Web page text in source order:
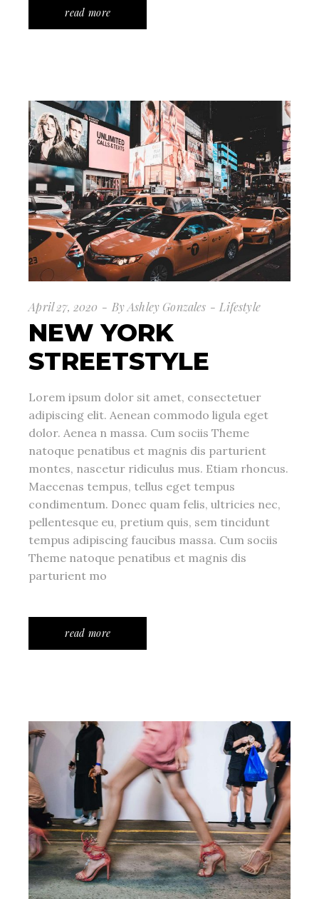
read more
April 27, 2020 ByAshley Gonzales Lifestyle
NEW YORK
STREETSTYLE
Lorem ipsum dolor sit amet, consectetuer
adipiscing elit. Aenean commodo ligula eget
dolor. Aenea n massa. Cum sociis Theme
natoque penatibus et magnis dis parturient
montes, nascetur ridiculus mus. Etiam rhoncus.
Maecenas tempus, tellus eget tempus
condimentum. Donec quam felis, ultricies nec,
pellentesque eu, pretium quis, sem tincidunt
tempus adipiscing faucibus massa. Cum sociis
Theme natoque penatibus et magnis dis
parturient mo
read more